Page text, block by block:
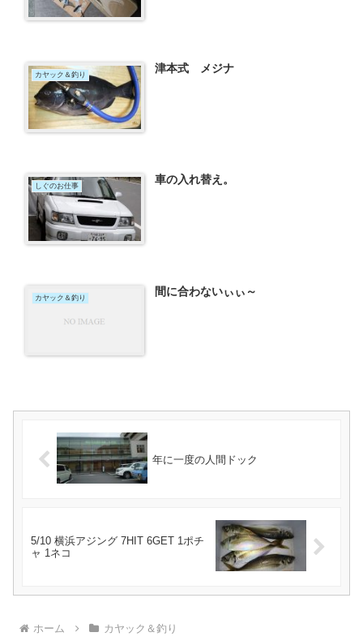
カヤック＆釣り 津本式 メジナ
しぐのお仕事 車の入れ替え。
カヤック＆釣り 間に合わないぃぃ～
年に一度の人間ドック
5/10 横浜アジング 7HIT 6GET 1ポチ
ャ 1ネコ
ホーム カヤック＆釣り